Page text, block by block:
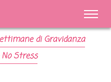
di Gravidanza
Stress